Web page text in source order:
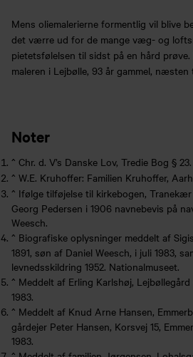
Mens oliemalerierne formentlig vil blive
det værre ud for de mange væg- og
pietetsfølelsen til sidst på en hård prøve.
maleren i Lejbølle, 93 år gammel,
Noter
^ Chr. d. V’s Danske Lov, Tredie Bog § 23.
^ W.E. Kruhoffer: Familien Kruhoffer,
^ Ifølge tilføjelse til kirkebogen,
Georg Pedersen i 1906 navnebevis på
Weesch.
^ Biografiske oplysninger meddelt af
1891, søn af Daniel Weesch, i juli 1983,
levnedsskildring 1952. Nationalmuseet.
^ Meddelt af Erling Karlshøj,
1983.
^ Meddelt af Knud Arne Hansen,
gårdejer Peter Hansen, Korsvej 15,
1983.
Køb årskort